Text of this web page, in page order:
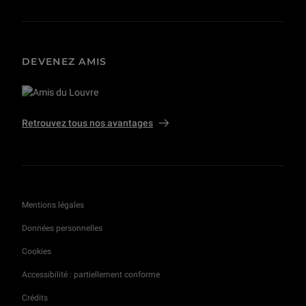
DEVENEZ AMIS
Retrouvez tous nos avantages
Mentions légales
Données personnelles
Cookies
Accessibilité : partiellement conforme
Crédits